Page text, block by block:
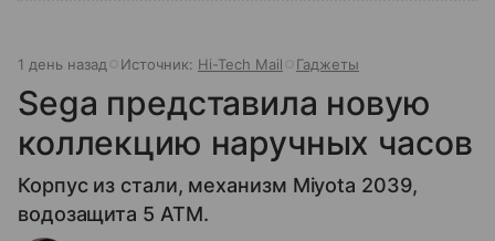
1 день назад Источник: Hi-Tech Mail Гаджеты
Sega представила новую
коллекцию наручных часов
Корпус из стали, механизм Miyota 2039,
водозащита 5 ATM.